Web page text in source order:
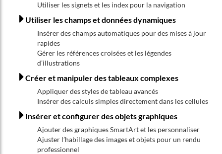
Utiliser les signets et les index pour la navigation
Utiliser les champs et données dynamiques
Insérer des champs automatiques pour des mises à jour
rapides
Gérer les références croisées et les légendes
d’illustrations
Créer et manipuler des tableaux complexes
Appliquer des styles de tableau avancés
Insérer des calculs simples directement dans les cellules
Insérer et configurer des objets graphiques
Ajouter des graphiques SmartArt et les personnaliser
Ajuster l’habillage des images et objets pour un rendu
professionnel